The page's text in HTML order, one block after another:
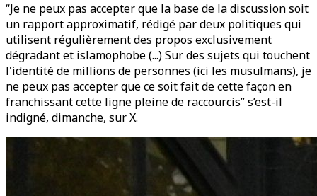
“Je ne peux pas accepter que la base de la discussion soit
un rapport approximatif, rédigé par deux politiques qui
utilisent régulièrement des propos exclusivement
dégradant et islamophobe (...) Sur des sujets qui touchent
l'identité de millions de personnes (ici les musulmans), je
ne peux pas accepter que ce soit fait de cette façon en
franchissant cette ligne pleine de raccourcis” s’est-il
indigné, dimanche, sur X.